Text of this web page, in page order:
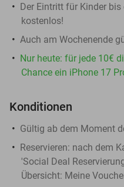
Der Eintritt für Kinder
kostenlos!
Auch am Wochenende
Nur heute: für jede 10€
Chance ein iPhone 17
Konditionen
Gültig ab dem Moment
Reservieren: nach dem
'Social Deal
Übersicht: Meine